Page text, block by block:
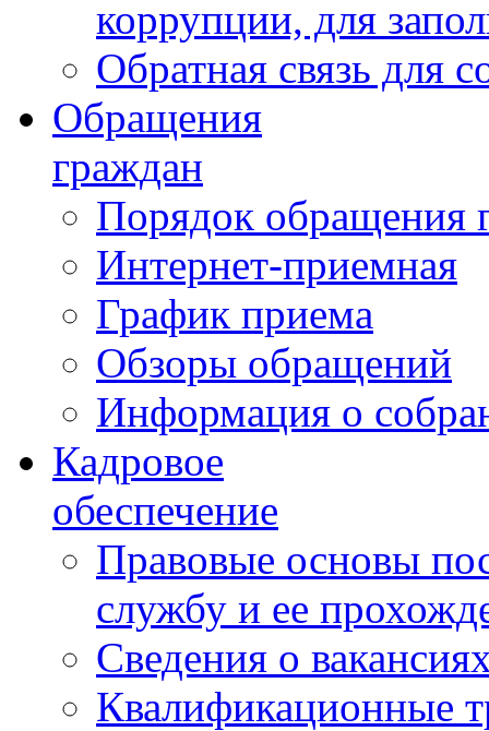
коррупции, для
Обратная связь для
Обращения
граждан
Порядок обращения
Интернет-приемная
График приема
Обзоры обращений
Информация о
Кадровое
обеспечение
Правовые основы
службу и ее
Сведения о
Квалификационные